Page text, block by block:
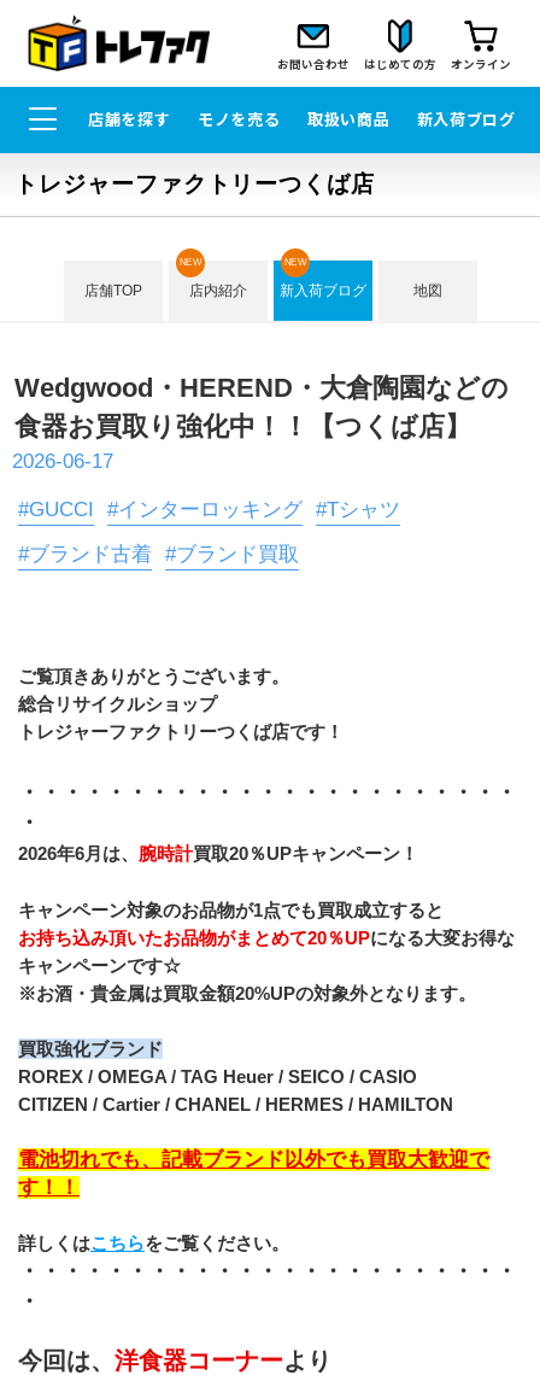
お問い合わせ はじめての方 オンライン
店舗を探す モノを売る 取扱い商品 新入荷ブログ
トレジャーファクトリーつくば店
店舗TOP 店内紹介
NEW
新入荷ブログ
NEW
地図
Wedgwood・HEREND・大倉陶園などの
食器お買取り強化中！！【つくば店】
2026-06-17
#GUCCI #インターロッキング #Tシャツ
#ブランド古着 #ブランド買取
ご覧頂きありがとうございます。
総合リサイクルショップ
トレジャーファクトリーつくば店です！
・・・・・・・・・・・・・・・・・・・・・・・
・
2026年6月は、 腕時計買取20％UPキャンペーン！
キャンペーン対象のお品物が1点でも買取成立すると
お持ち込み頂いたお品物がまとめて20％UPになる大変お得な
キャンペーンです☆
※お酒・貴金属は買取金額20%UPの対象外となります。
買取強化ブランド
ROREX / OMEGA / TAG Heuer / SEICO / CASIO
CITIZEN / Cartier / CHANEL / HERMES / HAMILTON
電池切れでも、記載ブランド以外でも買取大歓迎で
す！！
詳しくはこちらをご覧ください。
・・・・・・・・・・・・・・・・・・・・・・・
・
今回は、 洋食器コーナーより